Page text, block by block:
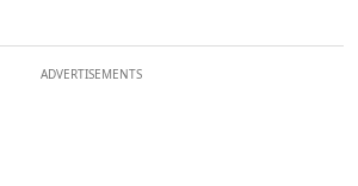
ADVERTISEMENTS